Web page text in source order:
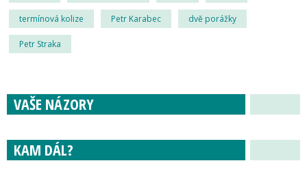
termínová kolize Petr Karabec dvě porážky
Petr Straka
VAŠE NÁZORY
KAM DÁL?